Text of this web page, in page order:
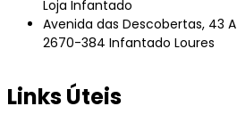
Loja Infantado
Avenida das Descobertas, 43 A
2670-384 Infantado Loures
Links Úteis